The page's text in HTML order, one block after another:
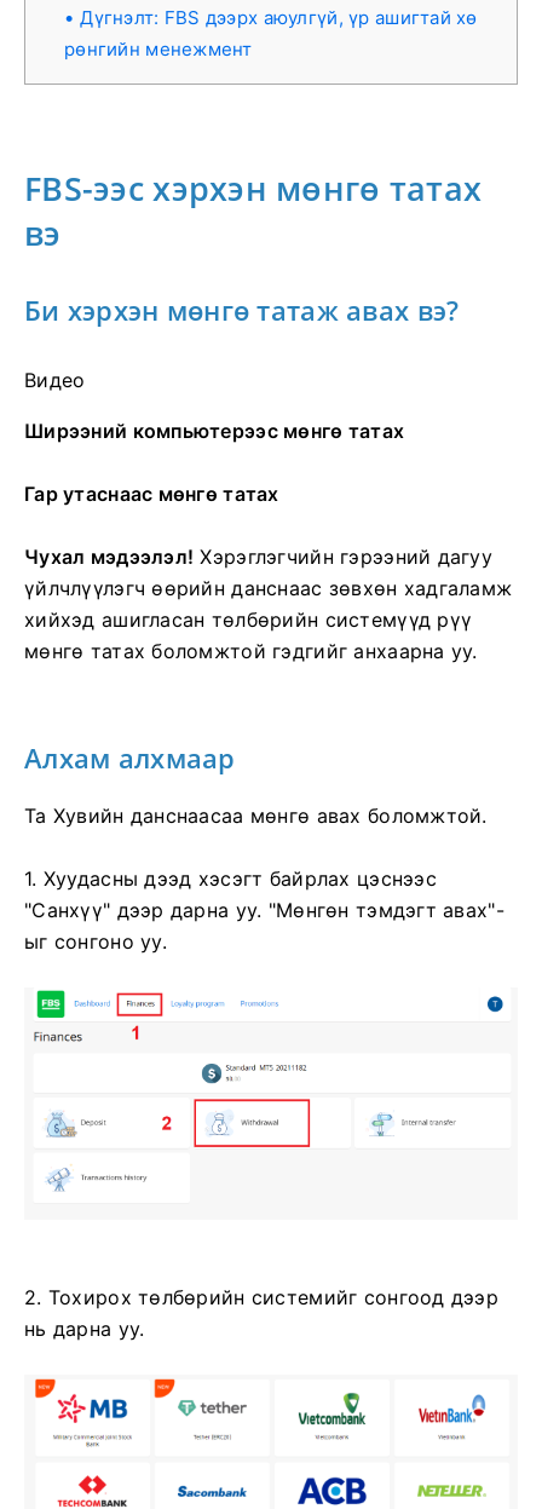
Дүгнэлт: FBS дээрх аюулгүй, үр ашигтай хө
рөнгийн менежмент
FBS-ээс хэрхэн мөнгө татах
вэ
Би хэрхэн мөнгө татаж авах вэ?
Видео
Ширээний компьютерээс мөнгө татах
Гар утаснаас мөнгө татах
Чухал мэдээлэл! Хэрэглэгчийн гэрээний дагуу
үйлчлүүлэгч өөрийн данснаас зөвхөн хадгаламж
хийхэд ашигласан төлбөрийн системүүд рүү
мөнгө татах боломжтой гэдгийг анхаарна уу.
Алхам алхмаар
Та Хувийн данснаасаа мөнгө авах боломжтой.
1. Хуудасны дээд хэсэгт байрлах цэснээс
"Санхүү" дээр дарна уу. "Мөнгөн тэмдэгт авах"-
ыг сонгоно уу.
2. Тохирох төлбөрийн системийг сонгоод дээр
нь дарна уу.